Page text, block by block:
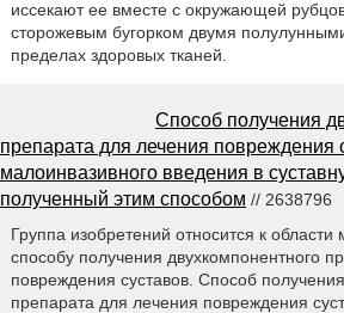
иссекают ее вместе с окружающей
сторожевым бугорком двумя
пределах здоровых тканей.
Способ получения
препарата для лечения повреждения
малоинвазивного введения в
полученный этим способом // 2638796
Группа изобретений относится к
способу получения двухкомпонентного
повреждения суставов. Способ
препарата для лечения повреждения